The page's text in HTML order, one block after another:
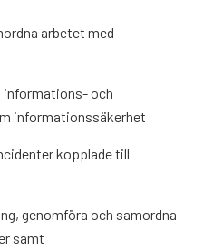
arbetet med
informations- och
informationssäkerhet
kopplade till
genomföra och samordna
samt